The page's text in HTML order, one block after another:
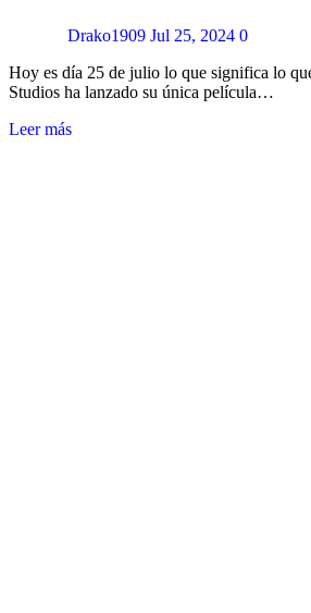
Drako1909 Jul 25, 2024 0
Hoy es día 25 de julio lo que significa lo
Studios ha lanzado su única película…
Leer más